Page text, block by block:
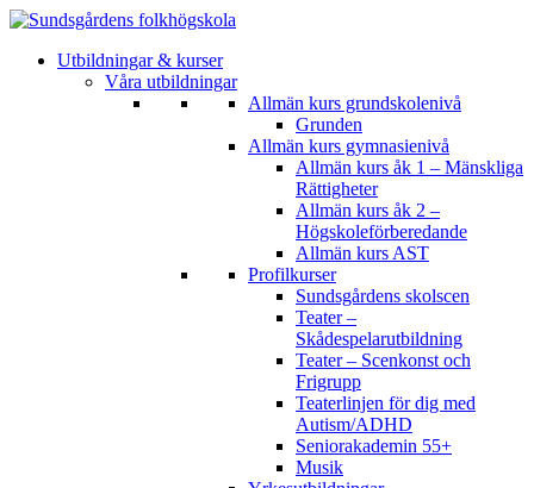
Utbildningar & kurser
Våra utbildningar
Allmän kurs grundskolenivå
Grunden
Allmän kurs gymnasienivå
Allmän kurs åk 1 – Mänskliga
Rättigheter
Allmän kurs åk 2 –
Högskoleförberedande
Allmän kurs AST
Profilkurser
Sundsgårdens skolscen
Teater –
Skådespelarutbildning
Teater – Scenkonst och
Frigrupp
Teaterlinjen för dig med
Autism/ADHD
Seniorakademin 55+
Musik